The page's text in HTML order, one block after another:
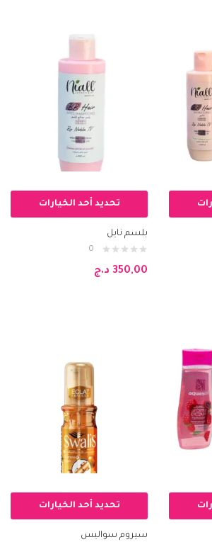
تحديد أحد الخيارات
بلسم نايل
0
350,00 د.ج
تحديد أحد الخيارات
سيروم سواليس